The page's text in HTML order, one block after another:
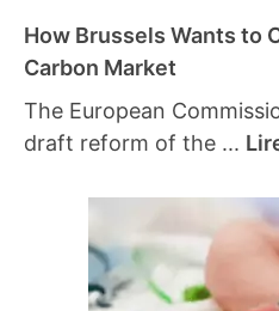
How Brussels Wants to
Carbon Market
The European
draft reform of the ...